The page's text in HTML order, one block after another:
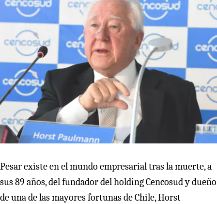
Pesar existe en el mundo empresarial tras la muerte, a
sus 89 años, del fundador del holding Cencosud y dueño
de una de las mayores fortunas de Chile, Horst